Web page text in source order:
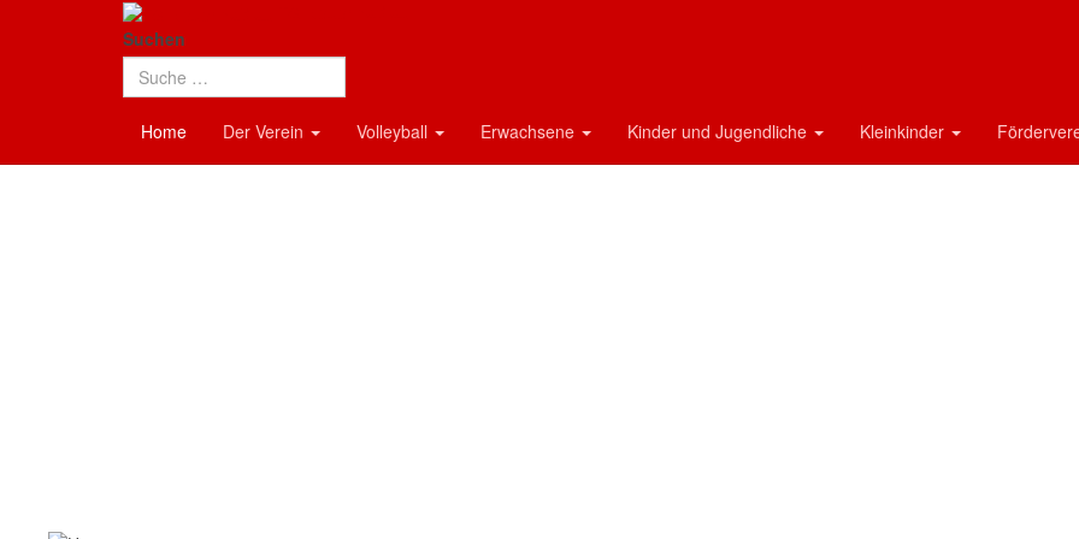
Suchen
Home Der Verein Volleyball Erwachsene Kinder und Jugendliche Kleinkinder
Bezirksliga Süd